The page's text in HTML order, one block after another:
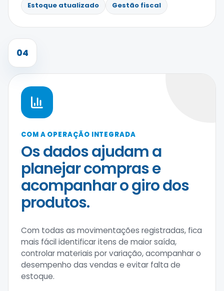
Estoque atualizado
Gestão fiscal
04
COM A OPERAÇÃO INTEGRADA
Os dados ajudam a
planejar compras e
acompanhar o giro dos
produtos.
Com todas as movimentações registradas, fica
mais fácil identificar itens de maior saída,
controlar materiais por variação, acompanhar o
desempenho das vendas e evitar falta de
estoque.